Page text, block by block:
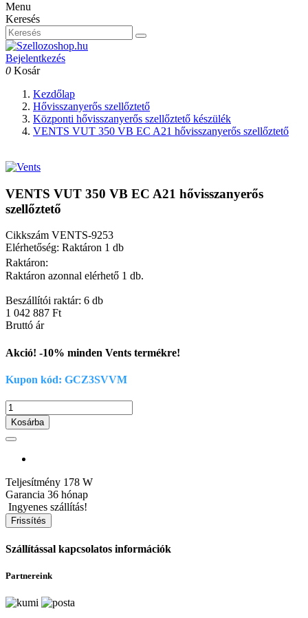
Menu
Keresés
Bejelentkezés
0 Kosár
Kezdőlap
Hővisszanyerős szellőztető
Központi hővisszanyerős szellőztető készülék
VENTS VUT 350 VB EC A21 hővisszanyerős szellőztető
VENTS VUT 350 VB EC A21 hővisszanyerős
szellőztető
Cikkszám VENTS-9253
Elérhetőség: Raktáron 1 db
Raktáron:
Raktáron azonnal elérhető 1 db.
Beszállítói raktár: 6 db
1 042 887 Ft
Bruttó ár
Akció! -10% minden Vents termékre!
Kupon kód: GCZ3SVVM
Kosárba
Teljesítmény 178 W
Garancia 36 hónap
Ingyenes szállítás!
Szállítással kapcsolatos információk
Partnereink